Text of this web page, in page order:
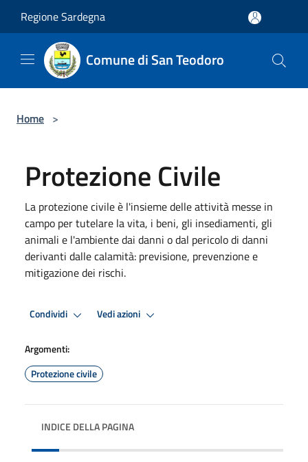
Regione Sardegna
Comune di San Teodoro
Home >
Protezione Civile
La protezione civile è l'insieme delle attività messe in
campo per tutelare la vita, i beni, gli insediamenti, gli
animali e l'ambiente dai danni o dal pericolo di danni
derivanti dalle calamità: previsione, prevenzione e
mitigazione dei rischi.
Condividi Vedi azioni
Argomenti:
Protezione civile
INDICE DELLA PAGINA